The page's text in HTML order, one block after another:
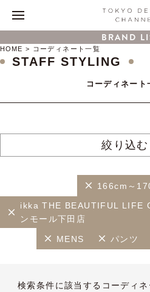
BRAND
HOME コーディネート一覧
STAFF STYLING
コーディネート
絞り込む
166cm～
ikka THE BEAUTIFUL LIFE
ンモール下田店
MENS パンツ
検索条件に該当するコーディ